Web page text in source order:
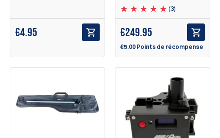
€4.95
(3)
€249.95
€5.00 Points de récompense